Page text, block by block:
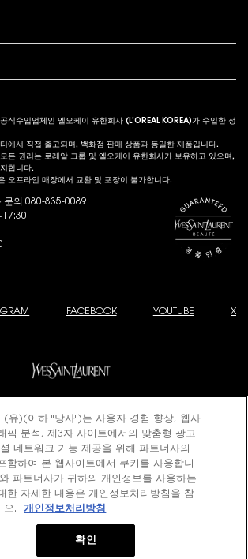
식수입업체인 엘오케이 유한회사 (L’OREAL KOREA)가 수입한 정
에서 직접 출고되며, 백화점 판매 상품과 동일한 제품입니다.
든 권리는 로레알 그룹 및 엘오케이 유한회사가 보유하고 있으며,
합니다.
오프라인 매장에서 교환 및 포장이 불가합니다.
문의 080-835-0089
FACEBOOK YOUTUBE X
매안전 서비스(채무지급보증)
현금 결제한 금액에 대해 저희 쇼핑몰에서 가입한 제이피
전서비스(지급보증서)를 이용하실 수 있습니다.
침 쿠키정책
: 로드리고 알바로 레벨로 피자로
강남-01663
Cosmetics. All rights reserved.
(유)(이하 "당사")는 사용자 경험 향상, 웹사
픽 분석, 제3자 사이트에서의 맞춤형 광고
네트워크 기능 제공을 위해 파트너사의
함하여 본 웹사이트에서 쿠키를 사용합니
파트너사가 귀하의 개인정보를 사용하는
한 자세한 내용은 개인정보처리방침을 참
오.
개인정보처리방침
확인